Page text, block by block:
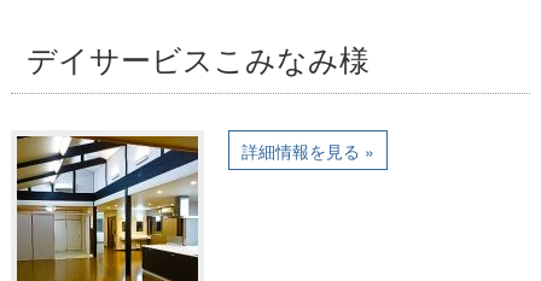
デイサービスこみなみ様
詳細情報を見る »